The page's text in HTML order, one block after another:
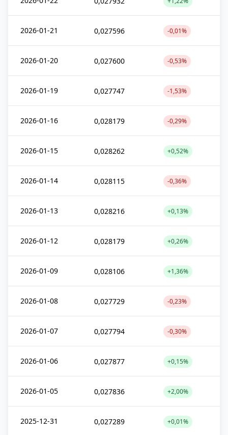
2026-01-21 0,027596 -0,01%
2026-01-20 0,027600 -0,53%
2026-01-19 0,027747 -1,53%
2026-01-16 0,028179 -0,29%
2026-01-15 0,028262 +0,52%
2026-01-14 0,028115 -0,36%
2026-01-13 0,028216 +0,13%
2026-01-12 0,028179 +0,26%
2026-01-09 0,028106 +1,36%
2026-01-08 0,027729 -0,23%
2026-01-07 0,027794 -0,30%
2026-01-06 0,027877 +0,15%
2026-01-05 0,027836 +2,00%
2025-12-31 0,027289 +0,01%